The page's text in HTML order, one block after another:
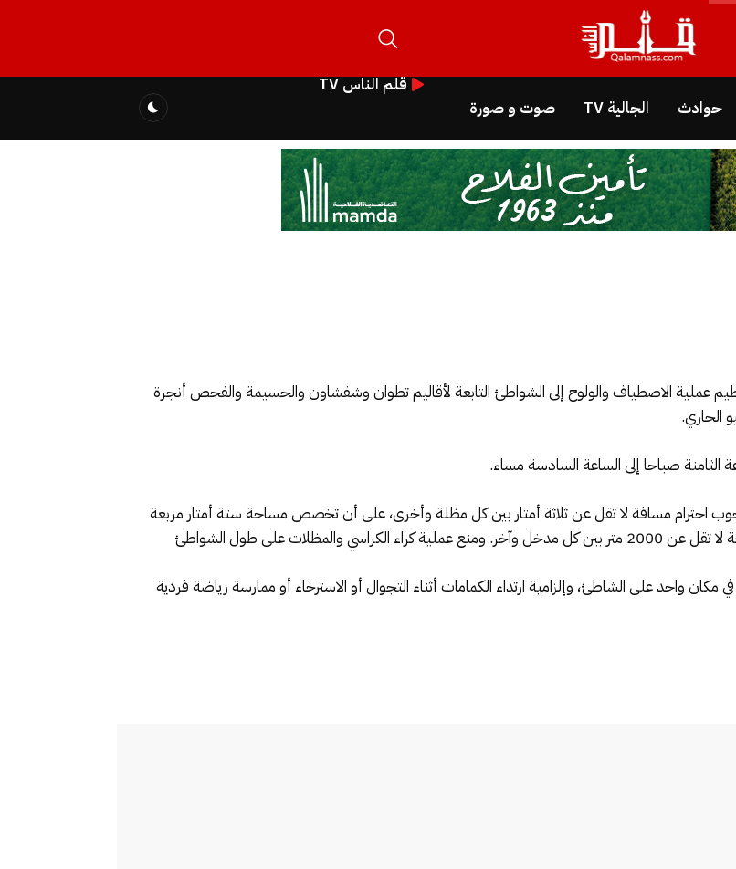
حوادث الجالية TV صوت و صورة
قلم الناس TV
الاصطياف والولوج إلى الشواطئ التابعة لأقاليم تطوان وشفشاون والحسيمة والفحص أنجرة
مسافة لا تقل عن ثلاثة أمتار بين كل مظلة وأخرى، على أن تخصص مساحة ستة أمتار مربعة
على طول الشواطئ
واحد على الشاطئ، وإلزامية ارتداء الكمامات أثناء التجوال أو الاسترخاء أو ممارسة رياضة فردية